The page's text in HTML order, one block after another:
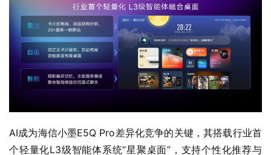
AI成为海信小墨E5Q Pro差异化竞争的关键，其搭载行业首
个轻量化L3级智能体系统“星聚桌面”，支持个性化推荐与